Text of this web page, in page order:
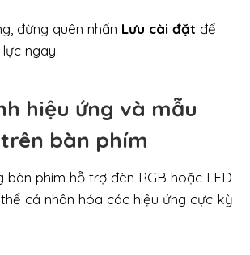
đừng quên nhấn Lưu cài đặt để
ngay.
hiệu ứng và mẫu
bàn phím
phím hỗ trợ đèn RGB hoặc LED
cá nhân hóa các hiệu ứng cực kỳ